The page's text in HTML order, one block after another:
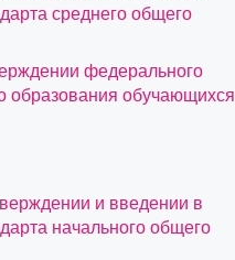
среднего общего
федерального
образования обучающихся
и введении в
начального общего